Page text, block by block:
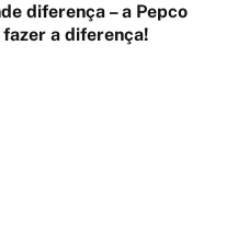
diferença – a Pepco
a diferença!